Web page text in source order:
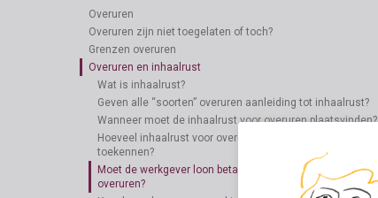
Overuren
Overuren zijn niet toegelaten of toch?
Grenzen overuren
Overuren en inhaalrust
Wat is inhaalrust?
Geven alle “soorten” overuren aanleiding tot inhaalrust?
Wanneer moet de inhaalrust voor overuren plaatsvinden?
Hoeveel inhaalrust voor overuren moet de werkgever
toekennen?
Moet de werkgever loon betalen voor de inhaalrust voor
overuren?